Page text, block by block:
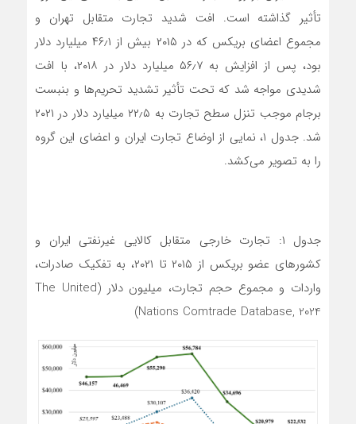
تأثیر گذاشته است. افت شدید تجارت متقابل تهران و
مجموع اعضای بریکس که در ۲۰۱۵ بیش از ۴۶٫۱ میلیارد دلار
بود، پس از افزایش به ۵۶٫۷ میلیارد دلار در ۲۰۱۸، با افت
شدیدی مواجه شد که تحت تأثیر تشدید تحریم‌ها و بن‎بست
برجام موجب تنزل سطح تجارت به ۲۲٫۵ میلیارد دلار در ۲۰۲۱
شد. جدول ۱، نمایی از اوضاع تجارت ایران و اعضای این گروه
را به تصویر می‌کشد.
جدول ۱: تجارت خارجی متقابل کالایی غیرنفتی ایران و
کشورهای عضو بریکس از ۲۰۱۵ تا ۲۰۲۱، به تفکیک صادرات،
واردات و مجموع حجم تجارت، میلیون دلار (The United
Nations Comtrade Database, 2024)